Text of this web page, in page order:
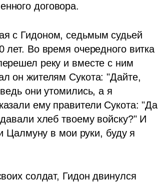
договора.
с Гидоном, седьмым судьей
Во время очередного витка
реку и вместе с ним
он жителям Сукота: "Дайте,
они утомились, а я
ему правители Сукота: "Да
хлеб твоему войску?" И
Цалмуну в мои руки, буду я
солдат, Гидон двинулся